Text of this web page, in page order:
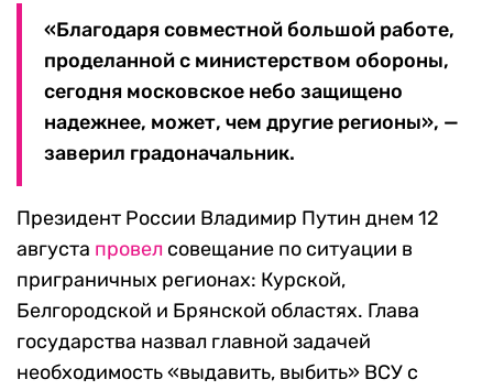
«Благодаря совместной большой работе,
проделанной с министерством обороны,
сегодня московское небо защищено
надежнее, может, чем другие регионы», —
заверил градоначальник.
Президент России Владимир Путин днем 12
августа провел совещание по ситуации в
приграничных регионах: Курской,
Белгородской и Брянской областях. Глава
государства назвал главной задачей
необходимость «выдавить, выбить» ВСУ с